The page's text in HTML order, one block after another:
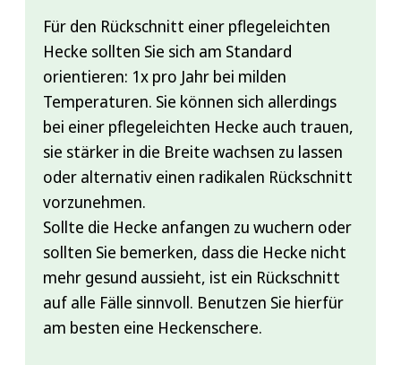
Für den Rückschnitt einer pflegeleichten
Hecke sollten Sie sich am Standard
orientieren: 1x pro Jahr bei milden
Temperaturen. Sie können sich allerdings
bei einer pflegeleichten Hecke auch trauen,
sie stärker in die Breite wachsen zu lassen
oder alternativ einen radikalen Rückschnitt
vorzunehmen.
Sollte die Hecke anfangen zu wuchern oder
sollten Sie bemerken, dass die Hecke nicht
mehr gesund aussieht, ist ein Rückschnitt
auf alle Fälle sinnvoll. Benutzen Sie hierfür
am besten eine Heckenschere.